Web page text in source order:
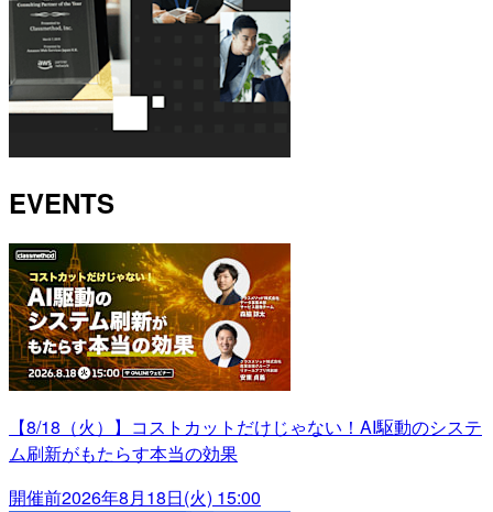
EVENTS
【8/18（火）】コストカットだけじゃない！AI駆動のシステ
ム刷新がもたらす本当の効果
開催前2026年8月18日(火) 15:00